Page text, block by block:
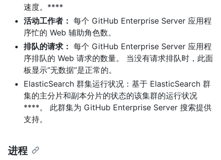
速度。****
活动工作者： 每个 GitHub Enterprise Server 应用程
序忙的 Web 辅助角色数。
排队的请求： 每个 GitHub Enterprise Server 应用程
序排队的 Web 请求的数量。 当没有请求排队时，此面
板显示“无数据”是正常的。
ElasticSearch 群集运行状况：基于 ElasticSearch 群
集的主分片和副本分片的状态的该集群的运行状况
****。 此群集为 GitHub Enterprise Server 搜索提供
支持。
进程